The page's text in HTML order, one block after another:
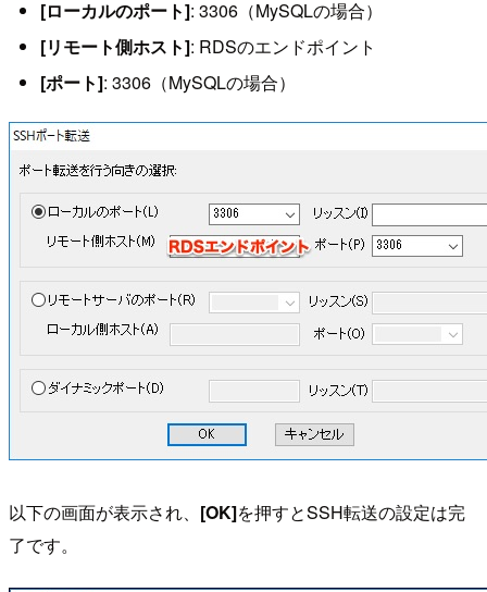
[ローカルのポート]: 3306（MySQLの場合）
[リモート側ホスト]: RDSのエンドポイント
[ポート]: 3306（MySQLの場合）
以下の画面が表示され、 [OK]を押すとSSH転送の設定は完
了です。